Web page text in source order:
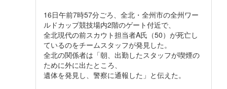
16日午前7時57分ごろ、全北・全州市の全州ワー
ルドカップ競技場内2階のゲート付近で、
全北現代の前スカウト担当者A氏（50）が死亡し
ているのをチームスタッフが発見した。
全北の関係者は「朝、出勤したスタッフが喫煙の
ために外に出たところ、
遺体を発見し、警察に通報した」と伝えた。